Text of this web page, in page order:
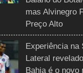
mas Alvinegro
Preço Alto
Experiência na
Lateral
Bahia é o novo